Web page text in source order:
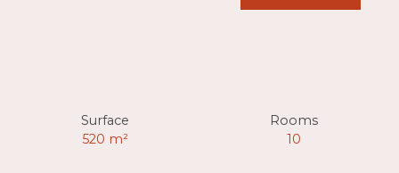
Surface
520 m²
Rooms
10